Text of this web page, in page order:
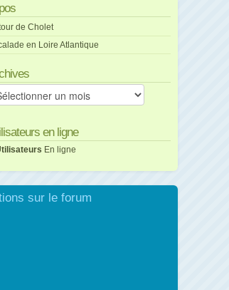
de Cholet
en Loire Atlantique
en ligne
En ligne
sur le forum